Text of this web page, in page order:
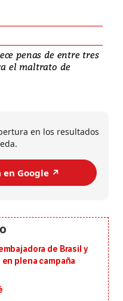
penas de entre tres
el maltrato de
en los resultados
en Google ↗️
de Brasil y
plena campaña